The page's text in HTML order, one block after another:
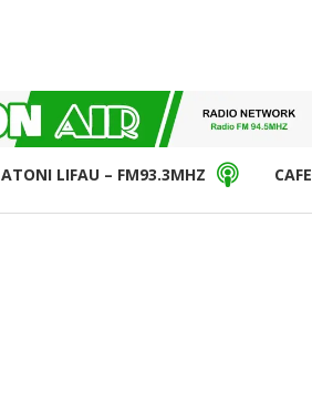
ATONI LIFAU – FM93.3MHZ